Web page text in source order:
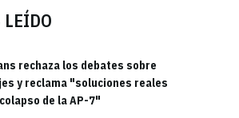
LEÍDO
rechaza los debates sobre
y reclama "soluciones reales
de la AP-7"